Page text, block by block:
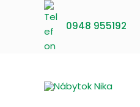
0948 955192